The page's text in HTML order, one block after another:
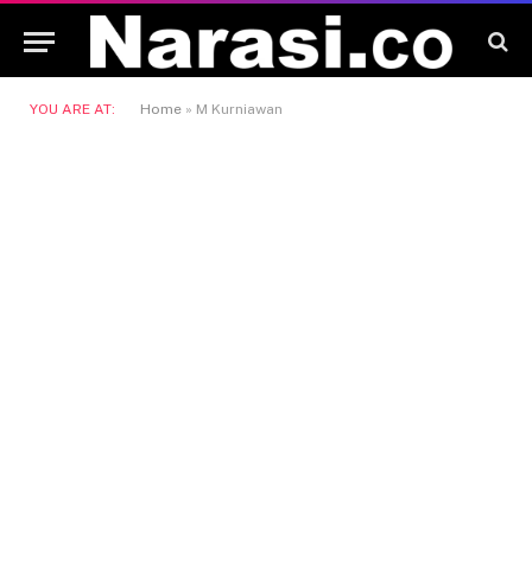
YOU ARE AT: Home » M Kurniawan